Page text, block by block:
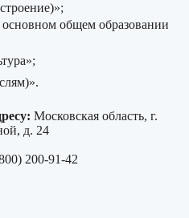
;
общем образовании
;
.
Московская область, г.
д. 24
200-91-42